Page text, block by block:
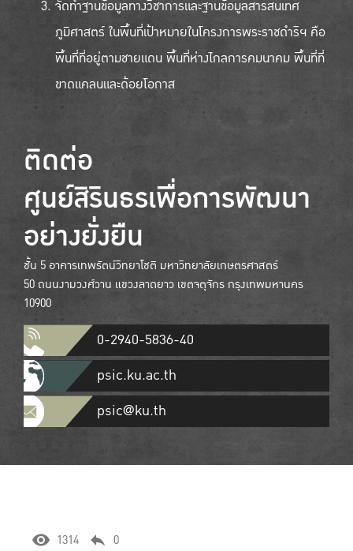
จัดทำฐานข้อมูลทางวิชาการและฐานข้อมูลสารสนเทศ
ภูมิศาสตร์ ในพื้นที่เป้าหมายในโครงการพระราชดำริฯ คือ
พื้นที่ที่อยู่ตามชายแดน พื้นที่ห่างไกลการคมนาคม พื้นที่ที่
ขาดแคลนและด้อยโอกาส
ติดต่อ
ศูนย์สิรินธรเพื่อการพัฒนา
อย่างยั่งยืน
ชั้น 5 อาคารเทพรัตน์วิทยาโชติ มหาวิทยาลัยเกษตรศาสตร์
50 ถนนงามวงศ์วาน แขวงลาดยาว เขตจตุจักร กรุงเทพมหานคร
10900
0-2940-5836-40
psic.ku.ac.th
psic@ku.th
1314 0